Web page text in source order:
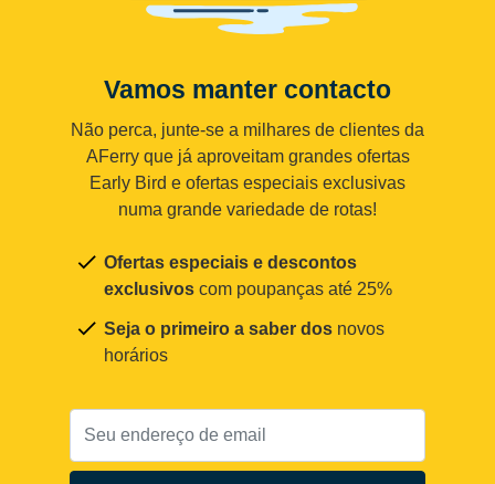
Vamos manter contacto
Não perca, junte-se a milhares de clientes da
AFerry que já aproveitam grandes ofertas
Early Bird e ofertas especiais exclusivas
numa grande variedade de rotas!
Ofertas especiais e descontos
exclusivos com poupanças até 25%
Seja o primeiro a saber dos novos
horários